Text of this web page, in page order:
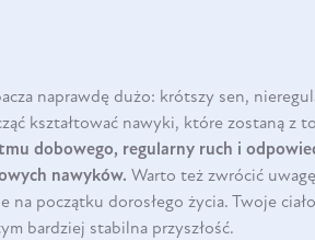
naprawdę dużo: krótszy sen,
kształtować nawyki, które zostaną z
dobowego, regularny ruch i
nawyków. Warto też zwrócić
początku dorosłego życia. Twoje
bardziej stabilna przyszłość.